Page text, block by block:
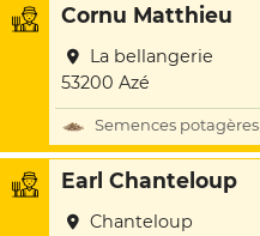
Cornu Matthieu
La bellangerie
53200 Azé
Semences potagères
Earl Chanteloup
Chanteloup